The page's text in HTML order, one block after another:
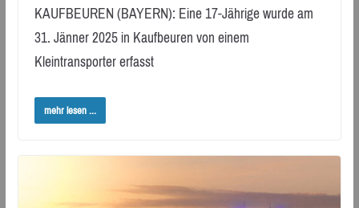
KAUFBEUREN (BAYERN): Eine 17-Jährige wurde am
31. Jänner 2025 in Kaufbeuren von einem
Kleintransporter erfasst
mehr lesen ...